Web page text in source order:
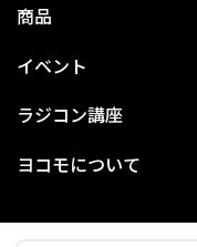
商品
イベント
ラジコン講座
ヨコモについて